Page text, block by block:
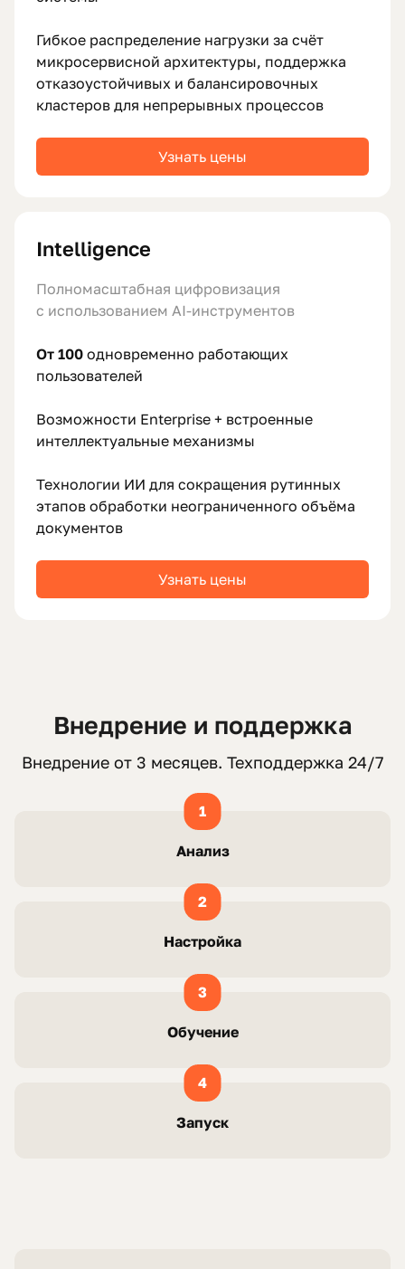
Гибкое распределение нагрузки за счёт
микросервисной архитектуры, поддержка
отказоустойчивых и балансировочных
кластеров для непрерывных процессов
Узнать цены
Intelligence
Полномасштабная цифровизация
с использованием AI‑инструментов
От 100 одновременно работающих
пользователей
Возможности Enterprise + встроенные
интеллектуальные механизмы
Технологии ИИ для сокращения рутинных
этапов обработки неограниченного объёма
документов
Узнать цены
Внедрение и поддержка
Внедрение от 3 месяцев. Техподдержка 24/7
1
Анализ
2
Настройка
3
Обучение
4
Запуск